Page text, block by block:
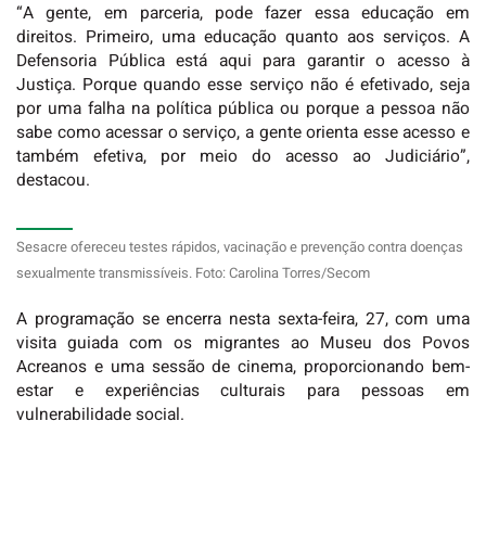
“A gente, em parceria, pode fazer essa educação em
direitos. Primeiro, uma educação quanto aos serviços. A
Defensoria Pública está aqui para garantir o acesso à
Justiça. Porque quando esse serviço não é efetivado, seja
por uma falha na política pública ou porque a pessoa não
sabe como acessar o serviço, a gente orienta esse acesso e
também efetiva, por meio do acesso ao Judiciário”,
destacou.
Sesacre ofereceu testes rápidos, vacinação e prevenção contra doenças
sexualmente transmissíveis. Foto: Carolina Torres/Secom
A programação se encerra nesta sexta-feira, 27, com uma
visita guiada com os migrantes ao Museu dos Povos
Acreanos e uma sessão de cinema, proporcionando bem-
estar e experiências culturais para pessoas em
vulnerabilidade social.